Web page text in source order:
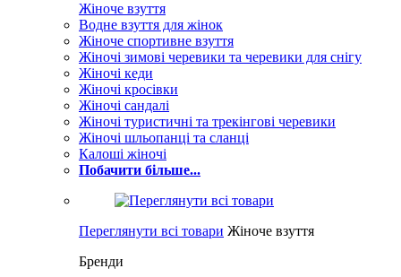
Жіноче взуття
Водне взуття для жінок
Жіноче спортивне взуття
Жіночі зимові черевики та черевики для снігу
Жіночі кеди
Жіночі кросівки
Жіночі сандалі
Жіночі туристичні та трекінгові черевики
Жіночі шльопанці та сланці
Калоші жіночі
Побачити більше...
Переглянути всі товари Жіноче взуття
Бренди